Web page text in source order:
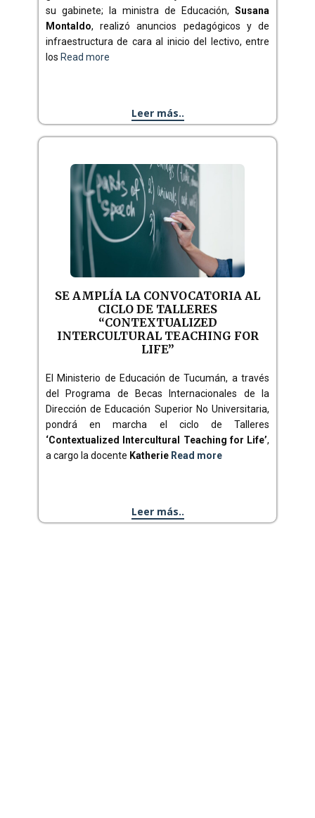
su gabinete; la ministra de Educación, Susana
Montaldo, realizó anuncios pedagógicos y de
infraestructura de cara al inicio del lectivo, entre
los Read more
Leer más..
SE AMPLÍA LA CONVOCATORIA AL
CICLO DE TALLERES
“CONTEXTUALIZED
INTERCULTURAL TEACHING FOR
LIFE”
El Ministerio de Educación de Tucumán, a través
del Programa de Becas Internacionales de la
Dirección de Educación Superior No Universitaria,
pondrá en marcha el ciclo de Talleres
‘Contextualized Intercultural Teaching for Life’,
a cargo la docente Katherie Read more
Leer más..